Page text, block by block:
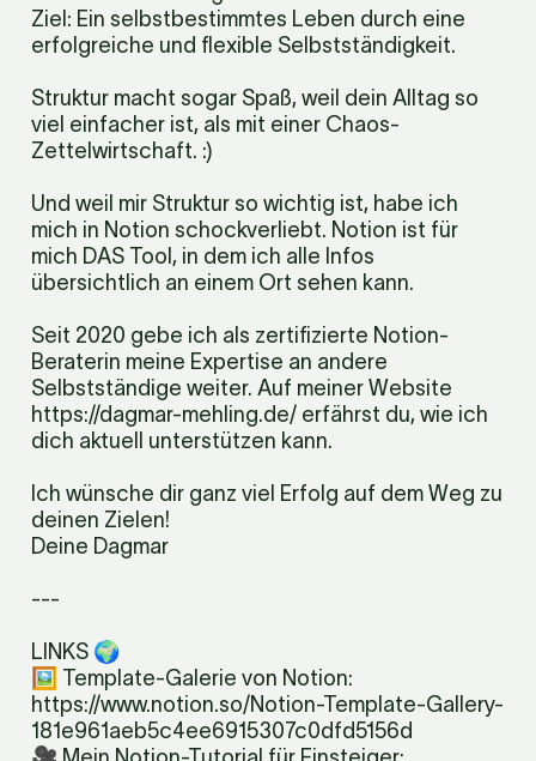
Ziel: Ein selbstbestimmtes Leben durch eine
erfolgreiche und flexible Selbstständigkeit.
Struktur macht sogar Spaß, weil dein Alltag so
viel einfacher ist, als mit einer Chaos-
Zettelwirtschaft. :)
Und weil mir Struktur so wichtig ist, habe ich
mich in Notion schockverliebt. Notion ist für
mich DAS Tool, in dem ich alle Infos
übersichtlich an einem Ort sehen kann.
Seit 2020 gebe ich als zertifizierte Notion-
Beraterin meine Expertise an andere
Selbstständige weiter. Auf meiner Website
https://dagmar-mehling.de/ erfährst du, wie ich
dich aktuell unterstützen kann.
Ich wünsche dir ganz viel Erfolg auf dem Weg zu
deinen Zielen!
Deine Dagmar
---
LINKS 🌍
🖼️ Template-Galerie von Notion:
https://www.notion.so/Notion-Template-Gallery-
181e961aeb5c4ee6915307c0dfd5156d